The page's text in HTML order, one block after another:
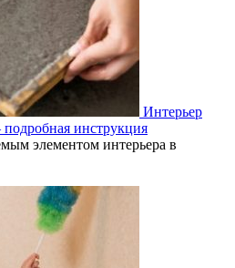
Интерьер
инструкция
элементом интерьера в